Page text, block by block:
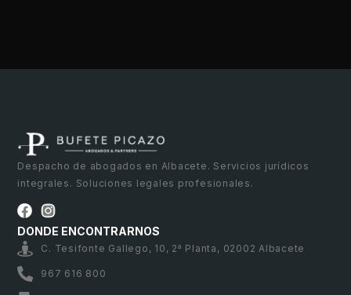
Despacho de abogados en Albacete. Servicios jurídicos
integrales. Soluciones legales profesionales.
DONDE ENCONTRARNOS
C. Tesifonte Gallego, 10, 2ª Planta, 02002 Albacete
967 616 800